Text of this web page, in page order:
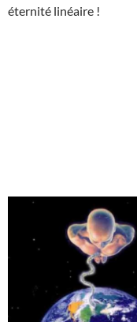
éternité linéaire !